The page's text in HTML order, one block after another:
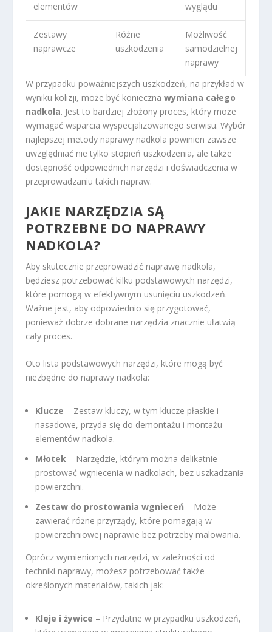
elementów
wyglądu
Zestawy
naprawcze
Różne
uszkodzenia
Możliwość
samodzielnej
naprawy
W przypadku poważniejszych uszkodzeń, na przykład w
wyniku kolizji, może być koniecznawymiana całego
nadkola. Jest to bardziej złożony proces, który może
wymagać wsparcia wyspecjalizowanego serwisu. Wybór
najlepszej metody naprawy nadkola powinien zawsze
uwzględniać nie tylko stopień uszkodzenia, ale także
dostępność odpowiednich narzędzi i doświadczenia w
przeprowadzaniu takich napraw.
JAKIE NARZĘDZIA SĄ
POTRZEBNE DO NAPRAWY
NADKOLA?
Aby skutecznie przeprowadzić naprawę nadkola,
będziesz potrzebować kilku podstawowych narzędzi,
które pomogą w efektywnym usunięciu uszkodzeń.
Ważne jest, aby odpowiednio się przygotować,
ponieważ dobrze dobrane narzędzia znacznie ułatwią
cały proces.
Oto lista podstawowych narzędzi, które mogą być
niezbędne do naprawy nadkola:
Klucze – Zestaw kluczy, w tym klucze płaskie i
nasadowe, przyda się do demontażu i montażu
elementów nadkola.
Młotek – Narzędzie, którym można delikatnie
prostować wgniecenia w nadkolach, bez uszkadzania
powierzchni.
Zestaw do prostowania wgnieceń – Może
zawierać różne przyrządy, które pomagają w
powierzchniowej naprawie bez potrzeby malowania.
Oprócz wymienionych narzędzi, w zależności od
techniki naprawy, możesz potrzebować także
określonych materiałów, takich jak:
Kleje i żywice – Przydatne w przypadku uszkodzeń,